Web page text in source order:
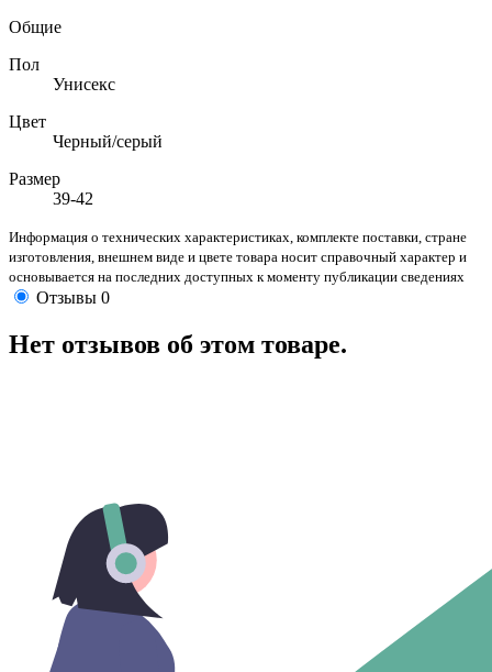
Общие
Пол
Унисекс
Цвет
Черный/серый
Размер
39-42
Информация о технических характеристиках, комплекте поставки, стране
изготовления, внешнем виде и цвете товара носит справочный характер и
основывается на последних доступных к моменту публикации сведениях
Отзывы 0
Нет отзывов об этом товаре.